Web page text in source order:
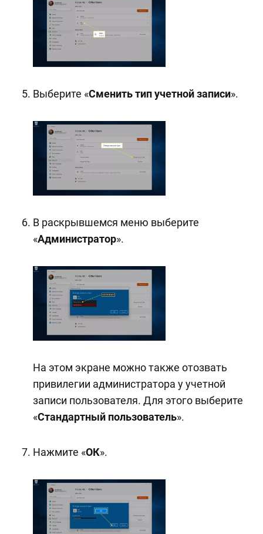
Выберите «Сменить тип учетной записи».
В раскрывшемся меню выберите
«Администратор».
На этом экране можно также отозвать
привилегии администратора у учетной
записи пользователя. Для этого выберите
«Стандартный пользователь».
Нажмите «ОК».